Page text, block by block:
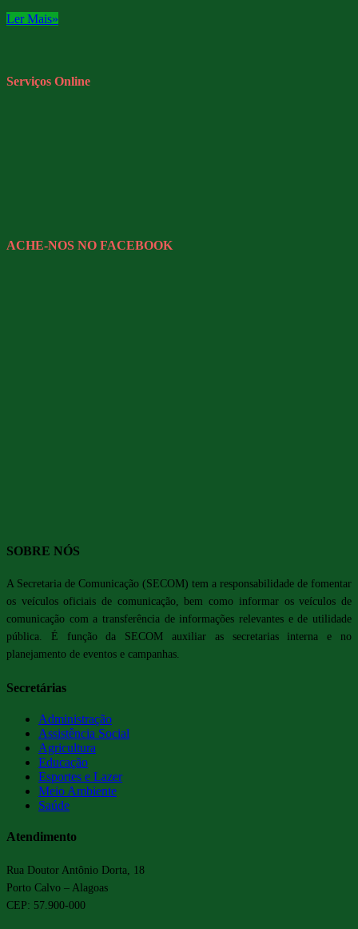
Ler Mais»
Serviços Online
ACHE-NOS NO FACEBOOK
SOBRE NÓS
A Secretaria de Comunicação (SECOM) tem a responsabilidade de fomentar
os veículos oficiais de comunicação, bem como informar os veículos de
comunicação com a transferência de informações relevantes e de utilidade
pública. É função da SECOM auxiliar as secretarias interna e no
planejamento de eventos e campanhas.
Secretárias
Administração
Assistência Social
Agricultura
Educação
Esportes e Lazer
Meio Ambiente
Saúde
Atendimento
Rua Doutor Antônio Dorta, 18
Porto Calvo – Alagoas
CEP: 57.900-000